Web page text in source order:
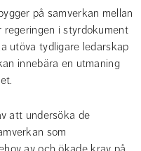
på samverkan mellan
regeringen i styrdokument
utöva tydligare ledarskap
innebära en utmaning
att undersöka de
som